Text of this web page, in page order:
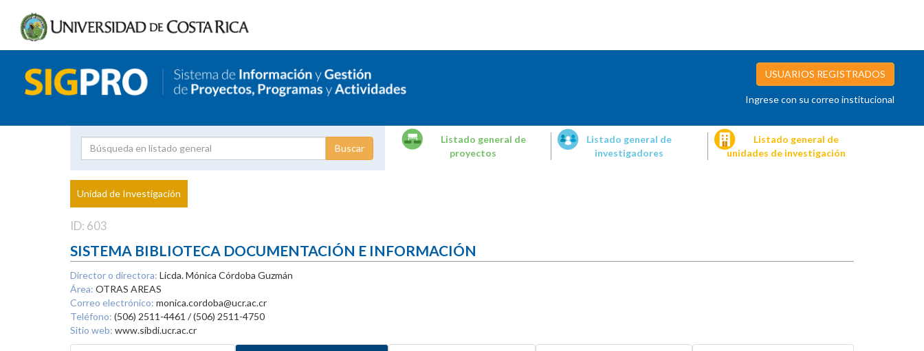
USUARIOS REGISTRADOS
Ingrese con su correo institucional
Proyecto
Investigador
Listado general de
proyectos
Listado general de
investigadores
Listado general de
unidades de investigación
Unidad de Investigación
ID: 603
SISTEMA BIBLIOTECA DOCUMENTACIÓN E INFORMACIÓN
Director o directora: Licda. Mónica Córdoba Guzmán
Área: OTRAS AREAS
Correo electrónico: monica.cordoba@ucr.ac.cr
Teléfono: (506) 2511-4461 / (506) 2511-4750
Sitio web: www.sibdi.ucr.ac.cr